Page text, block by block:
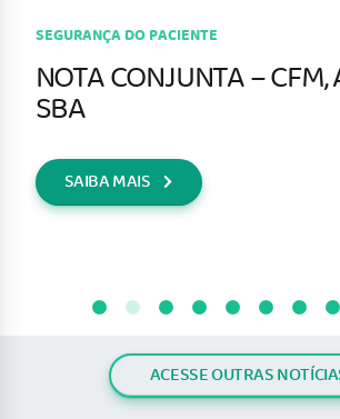
SEGURANÇA DO PACIENTE
NOTA CONJUNTA –
SBA
SAIBA MAIS
ACESSE OUTRAS